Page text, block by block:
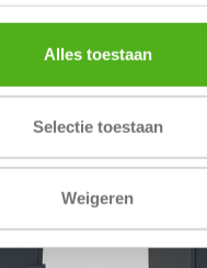
Alles toestaan
Selectie toestaan
Weigeren
95 elo Salvus